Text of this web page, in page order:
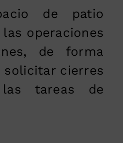
de patio
operaciones
de forma
solicitar cierres
tareas de